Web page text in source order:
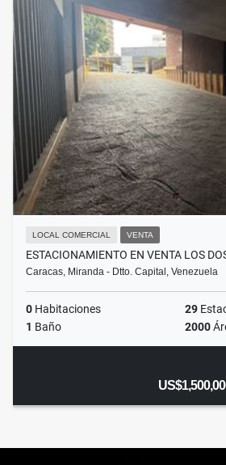
LOCAL COMERCIAL VENTA
ESTACIONAMIENTO EN VENTA LOS
Caracas, Miranda - Dtto. Capital, Venezuela
0 Habitaciones 29
1 Baño 2000